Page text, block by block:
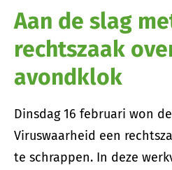
Aan de slag
rechtszaak
avondklok
Dinsdag 16 februari won
Viruswaarheid een
te schrappen. In deze